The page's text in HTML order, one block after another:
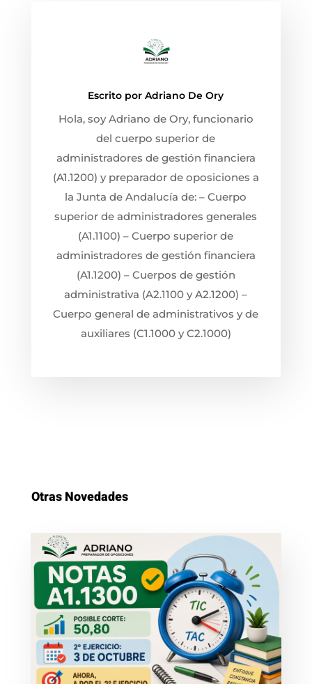
Escrito porAdriano De Ory
Hola, soy Adriano de Ory, funcionario
del cuerpo superior de
administradores de gestión financiera
(A1.1200) y preparador de oposiciones a
la Junta de Andalucía de: – Cuerpo
superior de administradores generales
(A1.1100) – Cuerpo superior de
administradores de gestión financiera
(A1.1200) – Cuerpos de gestión
administrativa (A2.1100 y A2.1200) –
Cuerpo general de administrativos y de
auxiliares (C1.1000 y C2.1000)
Otras Novedades